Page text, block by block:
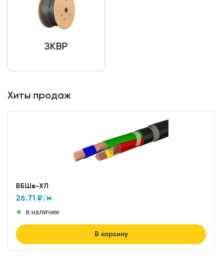
ЗКВР
Хиты продаж
ВБШв-ХЛ
26.71 ₽/м
в наличии
В корзину